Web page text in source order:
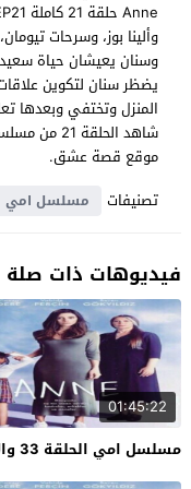
وألينا بوز، وسرحات
وسنان يعيشان حياة
يضظر سنان لتكوين
المنزل وتختفي وبعدها
شاهد
موقع قصة عشق.
تصنيفات
مسلسل امي
فيديوهات ذات صلة
01:45:22
مسلسل امي الحلقة 33 والاخيرة